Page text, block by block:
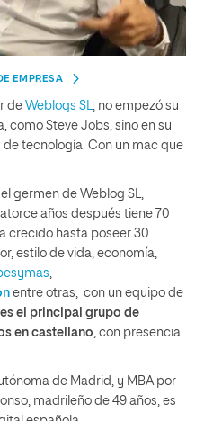
EMPRESA
de Weblogs SL, no empezó su
como Steve Jobs, sino en su
tecnología. Con un mac que
germen de Weblog SL,
años después tiene 70
crecido hasta poseer 30
estilo de vida, economía,
,
entre otras, con un equipo de
el principal grupo de
en castellano, con presencia
de Madrid, y MBA por
madrileño de 49 años, es